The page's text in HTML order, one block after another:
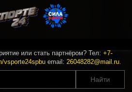
или стать партнёром? Тел: +7-
vsporte24spbu email: 26048282@mail.ru.